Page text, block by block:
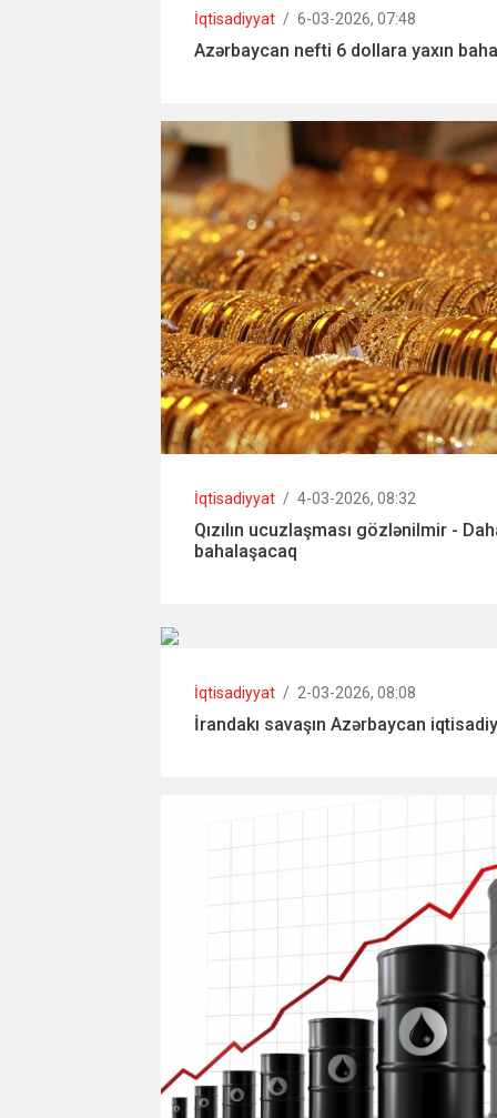
İqtisadiyyat / 6-03-2026, 07:48
Azərbaycan nefti 6 dollara yaxın
İqtisadiyyat / 4-03-2026, 08:32
Qızılın ucuzlaşması gözlənilmir -
bahalaşacaq
İqtisadiyyat / 2-03-2026, 08:08
İrandakı savaşın Azərbaycan